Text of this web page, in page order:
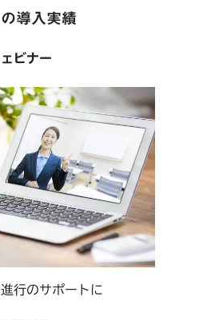
導入実績
ビナー
行のサポートに